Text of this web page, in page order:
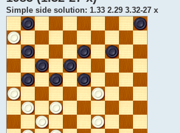
Simple side solution: 1.33 2.29 3.32-27 x